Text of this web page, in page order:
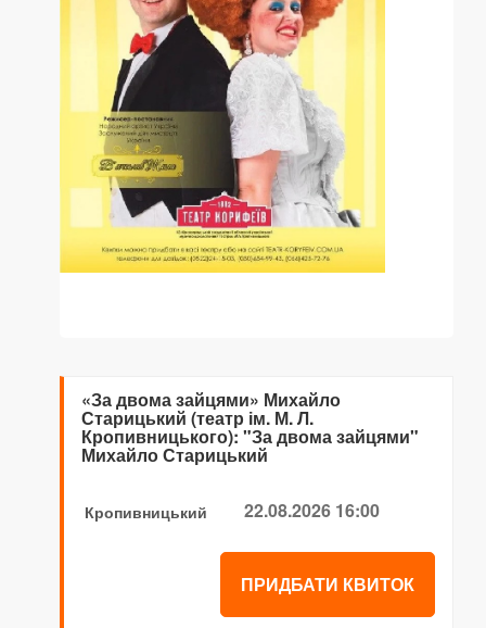
«За двома зайцями» Михайло
Старицький (театр ім. М. Л.
Кропивницького): "За двома зайцями"
Михайло Старицький
Кропивницький 22.08.2026 16:00
ПРИДБАТИ КВИТОК